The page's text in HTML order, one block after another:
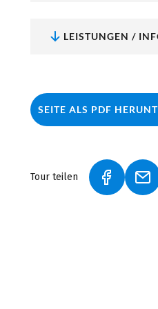
SEITE ALS PDF
Tour teilen (LINK
LEISTUNGEN /